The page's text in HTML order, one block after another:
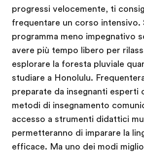
progressi velocemente, ti
frequentare un corso intensivo.
programma meno impegnativo
avere più tempo libero per
esplorare la foresta pluviale
studiare a Honolulu.
preparate da insegnanti esperti
metodi di insegnamento
accesso a strumenti didattici
permetteranno di imparare la
efficace. Ma uno dei modi